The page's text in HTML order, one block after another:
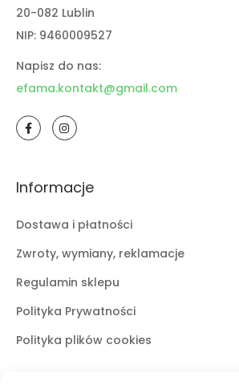
20-082 Lublin
NIP: 9460009527
Napisz do nas:
efama.kontakt@gmail.com
Informacje
Dostawa i płatności
Zwroty, wymiany, reklamacje
Regulamin sklepu
Polityka Prywatności
Polityka plików cookies